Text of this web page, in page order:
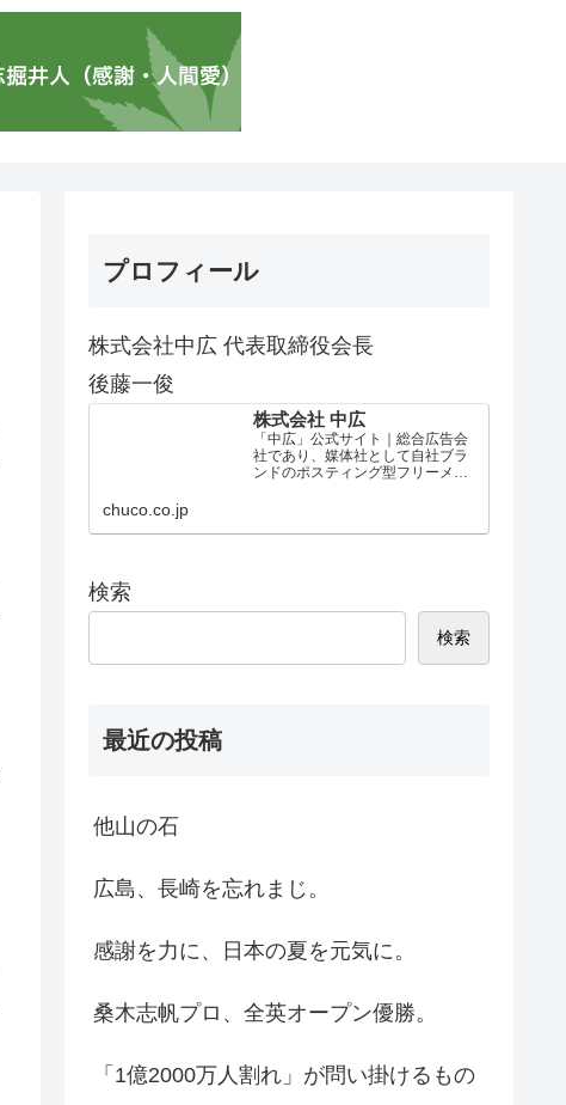
プロフィール
株式会社中広 代表取締役会長
後藤一俊
株式会社 中広
「中広」公式サイト｜総合広告会
社であり、媒体社として自社ブラ
ンドのポスティング型フリーメデ
chuco.co.jp
検索
検索
最近の投稿
他山の石
広島、長崎を忘れまじ。
感謝を力に、日本の夏を元気に。
桑木志帆プロ、全英オープン優勝。
「1億2000万人割れ」が問い掛けるもの